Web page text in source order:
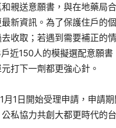
親送意願書，與在地藥局
新資訊。為了保護住戶的
收取；若遇到需要補正的
近150人的模擬選配意願書
打下一劑都更強心針。
1日開始受理申請，申請
私協力共創大都更時代的